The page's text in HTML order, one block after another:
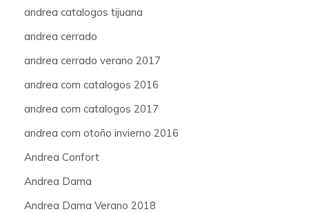
andrea catalogos tijuana
andrea cerrado
andrea cerrado verano 2017
andrea com catalogos 2016
andrea com catalogos 2017
andrea com otoño invierno 2016
Andrea Confort
Andrea Dama
Andrea Dama Verano 2018